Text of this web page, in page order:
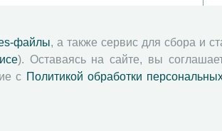
файлы, а также сервис для сбора и
). Оставаясь на сайте, вы
с Политикой обработки